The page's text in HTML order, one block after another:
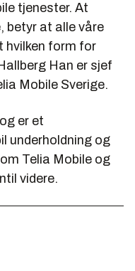
tjenester. At
betyr at alle våre
hvilken form for
Han er sjef
Mobile Sverige.
er et
underholdning og
Telia Mobile og
videre.